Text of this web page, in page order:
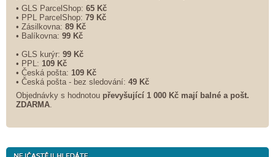
• GLS ParcelShop: 65 Kč
• PPL ParcelShop: 79 Kč
• Zásilkovna: 89 Kč
• Balíkovna: 99 Kč
• GLS kurýr: 99 Kč
• PPL: 109 Kč
• Česká pošta: 109 Kč
• Česká pošta - bez sledování: 49 Kč
Objednávky s hodnotou převyšující 1 000 Kč mají balné a pošt.
ZDARMA